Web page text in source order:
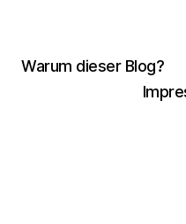
Warum dieser Blog?